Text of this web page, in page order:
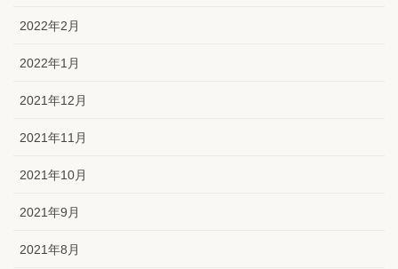
2022年2月
2022年1月
2021年12月
2021年11月
2021年10月
2021年9月
2021年8月